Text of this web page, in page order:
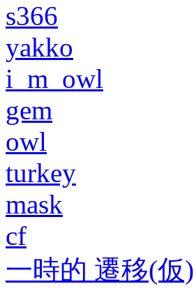
s366
yakko
i_m_owl
gem
owl
turkey
mask
cf
一時的 遷移(仮)